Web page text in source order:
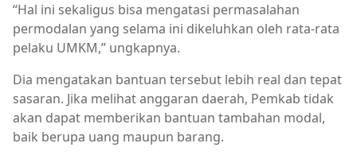
“Hal ini sekaligus bisa mengatasi permasalahan
permodalan yang selama ini dikeluhkan oleh rata-rata
pelaku UMKM,” ungkapnya.
Dia mengatakan bantuan tersebut lebih real dan tepat
sasaran. Jika melihat anggaran daerah, Pemkab tidak
akan dapat memberikan bantuan tambahan modal,
baik berupa uang maupun barang.